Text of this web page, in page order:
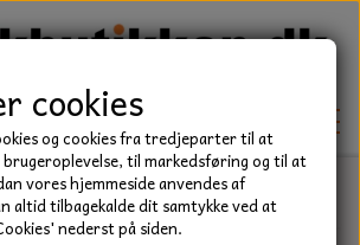
TEKNIK
Aksel klemmering
cookies
og cookies fra tredjeparter til at
til markedsføring og til at
vores hjemmeside anvendes af
altid tilbagekalde dit samtykke ved at
nederst på siden.